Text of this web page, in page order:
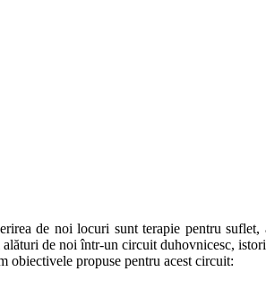
de noi locuri sunt terapie pentru
de noi într-un circuit duhovnicesc,
obiectivele propuse pentru acest circuit: